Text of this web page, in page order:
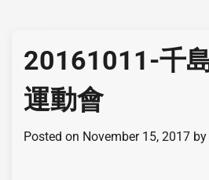
20161011-千
運動會
Posted on November 15, 2017 by